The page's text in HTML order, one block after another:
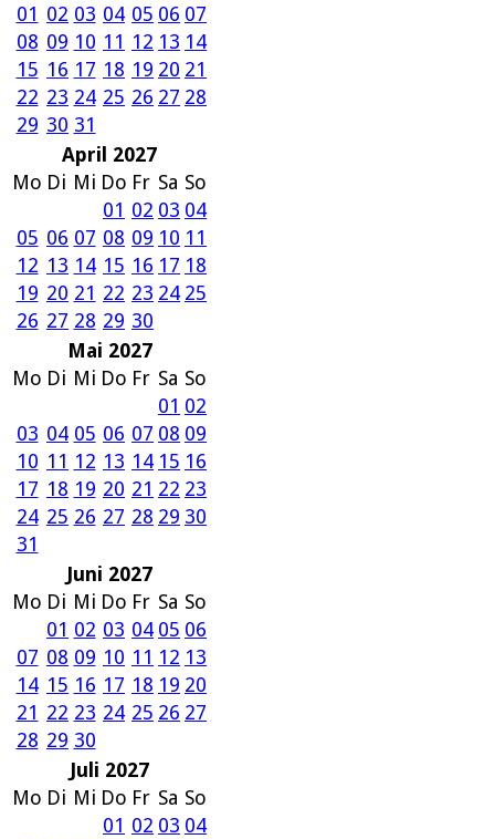
01 02 03 04 05 06 07
08 09 10 11 12 13 14
15 16 17 18 19 20 21
22 23 24 25 26 27 28
29 30 31
April 2027
Mo Di Mi Do Fr Sa So
01 02 03 04
05 06 07 08 09 10 11
12 13 14 15 16 17 18
19 20 21 22 23 24 25
26 27 28 29 30
Mai 2027
Mo Di Mi Do Fr Sa So
01 02
03 04 05 06 07 08 09
10 11 12 13 14 15 16
17 18 19 20 21 22 23
24 25 26 27 28 29 30
31
Juni 2027
Mo Di Mi Do Fr Sa So
01 02 03 04 05 06
07 08 09 10 11 12 13
14 15 16 17 18 19 20
21 22 23 24 25 26 27
28 29 30
Juli 2027
Mo Di Mi Do Fr Sa So
01 02 03 04